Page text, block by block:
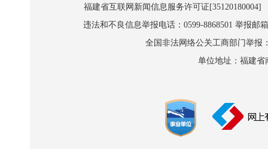
福建省互联网新闻信息服务许可证
违法和不良信息举报电话：0599-8868501 举报邮
全国非法网络公关工商部门举报
单位地址：福建省